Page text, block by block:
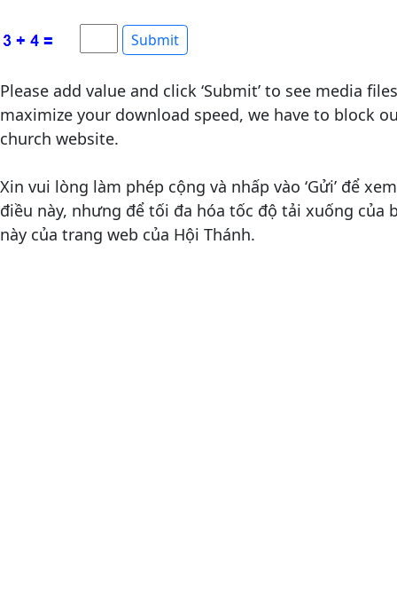
Please add value and click ‘Submit’ to see media
maximize your download speed, we have to block
church website.
Xin vui lòng làm phép cộng và nhấp vào ‘Gửi’ để
điều này, nhưng để tối đa hóa tốc độ tải xuống của
này của trang web của Hội Thánh.